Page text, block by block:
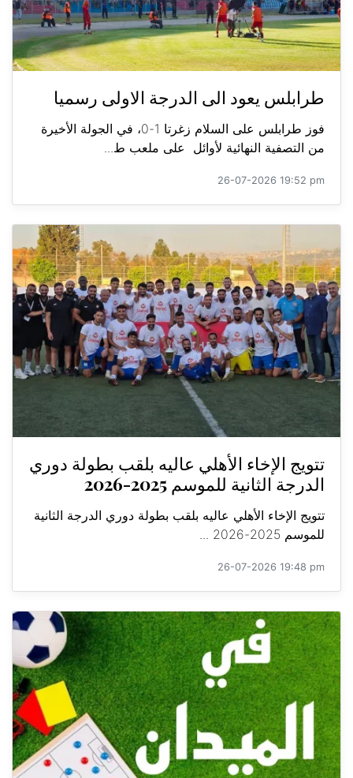
طرابلس يعود الى الدرجة الاولى رسميا
فوز طرابلس على السلام زغرتا 1-0، في الجولة الأخيرة
من التصفية النهائية لأوائل على ملعب ط...
26-07-2026 19:52 pm
تتويج الإخاء الأهلي عاليه بلقب بطولة دوري
الدرجة الثانية للموسم 2025-2026
تتويج الإخاء الأهلي عاليه بلقب بطولة دوري الدرجة الثانية
للموسم 2025-2026 ...
26-07-2026 19:48 pm